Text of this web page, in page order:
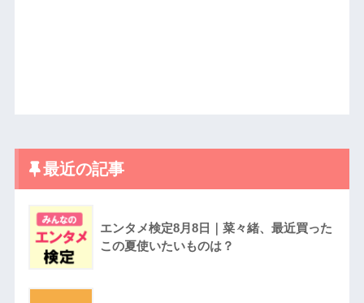
最近の記事
エンタメ検定8月8日｜菜々緒、最近買った
この夏使いたいものは？